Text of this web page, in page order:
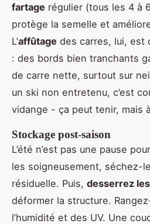
fartage régulier (tous les 4 à
protège la semelle et
L’affûtage des carres, lui, est
: des bords bien tranchants
de carre nette, surtout sur
un ski non entretenu, c’est
vidange - ça peut tenir, mais
Stockage post-saison
L’été n’est pas une pause
les soigneusement, séchez-
résiduelle. Puis, desserrez
déformer la structure.
l’humidité et des UV. Une